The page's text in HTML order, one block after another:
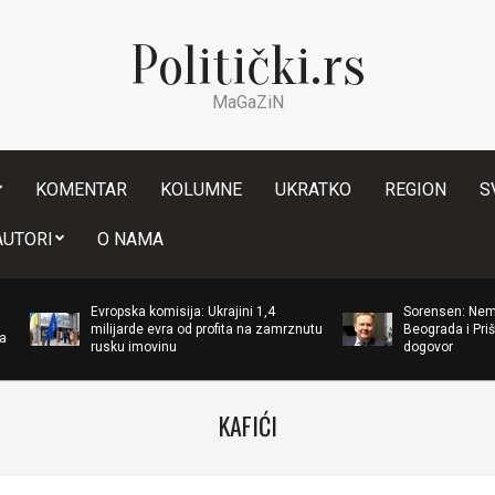
Politički.rs
MaGaZiN
KOMENTAR KOLUMNE UKRATKO REGION
O NAMA
Evropska komisija: Ukrajini 1,4
milijarde evra od profita na zamrznutu
rusku imovinu
Sorensen: Nema novog
Beograda i Prištine bez
dogovor
KAFIĆI